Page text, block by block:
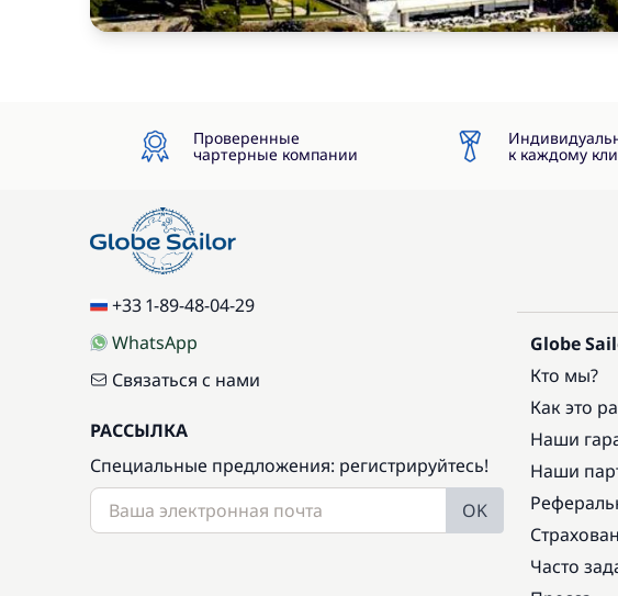
Проверенные
чартерные компании к каждому
+33 1-89-48-04-29
WhatsApp
Связаться с нами
РАССЫЛКА
Специальные предложения: регистрируйтесь!
OK
Globe
Кто мы?
Как это
Наши
Наши
Часто